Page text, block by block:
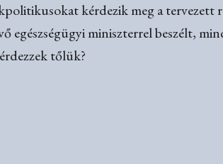
kérdezik meg a tervezett
egészségügyi miniszterrel beszélt,
tőlük?